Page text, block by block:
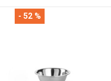
- 52 %